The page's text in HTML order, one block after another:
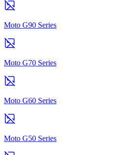
Moto G90 Series
Moto G70 Series
Moto G60 Series
Moto G50 Series